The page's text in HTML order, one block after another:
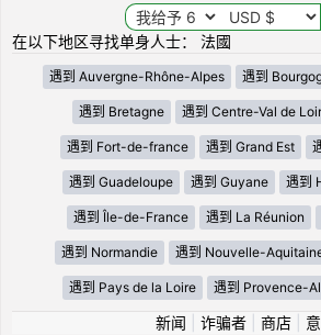
在以下地区寻找单身人士： 法國
遇到 Auvergne-Rhône-Alpes 遇到
遇到 Bretagne 遇到 Centre-Val de
遇到 Fort-de-france 遇到 Grand Est
遇到 Guadeloupe 遇到 Guyane 遇到
遇到 Île-de-France 遇到 La Réunion
遇到 Normandie 遇到 Nouvelle-
遇到 Pays de la Loire 遇到 Provence-
新闻 诈骗者| 商店|